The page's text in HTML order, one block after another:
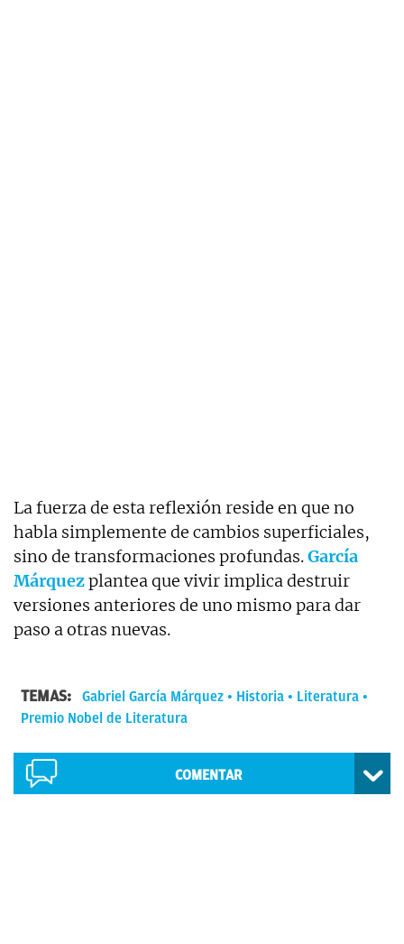
La fuerza de esta reflexión reside en que no
habla simplemente de cambios superficiales,
sino de transformaciones profundas.García
Márquezplantea que vivir implica destruir
versiones anteriores de uno mismo para dar
paso a otras nuevas.
TEMAS: Gabriel García Márquez Historia
Literatura
Premio Nobel de Literatura
COMENTAR